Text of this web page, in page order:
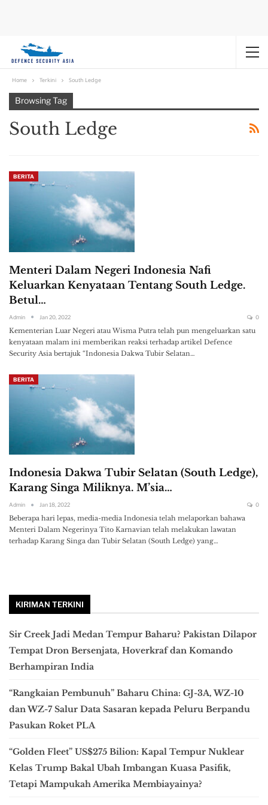
Home Terkini South Ledge
Browsing Tag
South Ledge
BERITA
Menteri Dalam Negeri Indonesia Nafi
Keluarkan Kenyataan Tentang South Ledge.
Betul…
Admin Jan 20, 2022 0
Kementerian Luar Negeri atau Wisma Putra telah pun mengeluarkan satu
kenyataan malam ini memberikan reaksi terhadap artikel Defence
Security Asia bertajuk “Indonesia Dakwa Tubir Selatan…
BERITA
Indonesia Dakwa Tubir Selatan (South Ledge),
Karang Singa Miliknya. M’sia…
Admin Jan 18, 2022 0
Beberapa hari lepas, media-media Indonesia telah melaporkan bahawa
Menteri Dalam Negerinya Tito Karnavian telah melakukan lawatan
terhadap Karang Singa dan Tubir Selatan (South Ledge) yang…
KIRIMAN TERKINI
Sir Creek Jadi Medan Tempur Baharu? Pakistan Dilapor
Tempat Dron Bersenjata, Hoverkraf dan Komando
Berhampiran India
“Rangkaian Pembunuh” Baharu China: GJ-3A, WZ-10
dan WZ-7 Salur Data Sasaran kepada Peluru Berpandu
Pasukan Roket PLA
“Golden Fleet” US$275 Bilion: Kapal Tempur Nuklear
Kelas Trump Bakal Ubah Imbangan Kuasa Pasifik,
Tetapi Mampukah Amerika Membiayainya?